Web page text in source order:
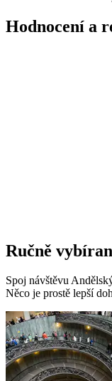
Hodnocení a
Ručně
Spoj návštěvu
Něco je prostě lepší